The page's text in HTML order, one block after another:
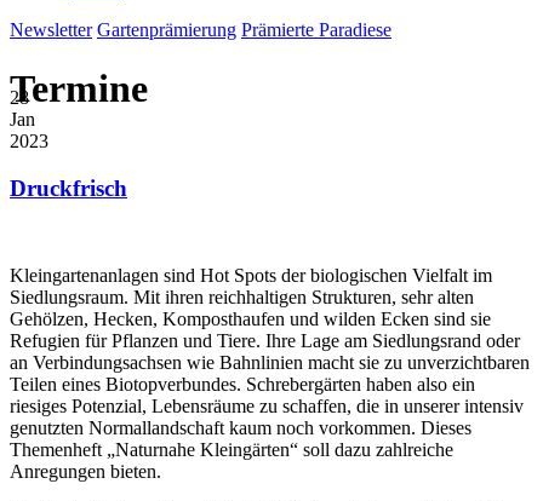
Newsletter Gartenprämierung Prämierte Paradiese
Termine
28
Jan
2023
Druckfrisch
Kleingartenanlagen sind Hot Spots der biologischen Vielfalt im
Siedlungsraum. Mit ihren reichhaltigen Strukturen, sehr alten
Gehölzen, Hecken, Komposthaufen und wilden Ecken sind sie
Refugien für Pflanzen und Tiere. Ihre Lage am Siedlungsrand oder
an Verbindungsachsen wie Bahnlinien macht sie zu unverzichtbaren
Teilen eines Biotopverbundes. Schrebergärten haben also ein
riesiges Potenzial, Lebensräume zu schaffen, die in unserer intensiv
genutzten Normallandschaft kaum noch vorkommen. Dieses
Themenheft „Naturnahe Kleingärten“ soll dazu zahlreiche
Anregungen bieten.